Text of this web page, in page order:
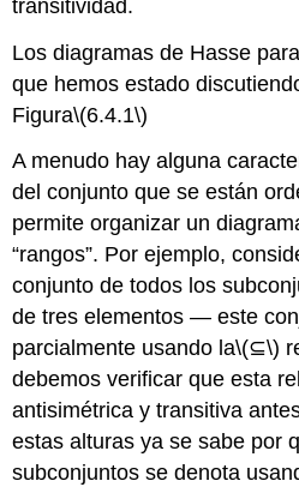
transitividad.
Los diagramas de Hasse
que hemos estado
Figura\(6.4.1\)
A menudo hay alguna
del conjunto que se están
permite organizar un
“rangos”. Por ejemplo,
conjunto de todos los
de tres elementos — este
parcialmente usando la\(⊆\)
debemos verificar que esta
antisimétrica y transitiva
estas alturas ya se sabe por
subconjuntos se denota